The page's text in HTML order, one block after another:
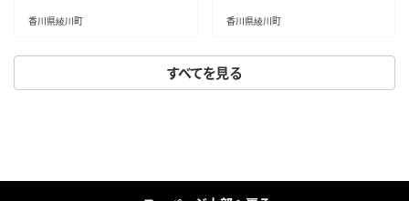
すべてを見る
香川県綾川町 香川県綾川町